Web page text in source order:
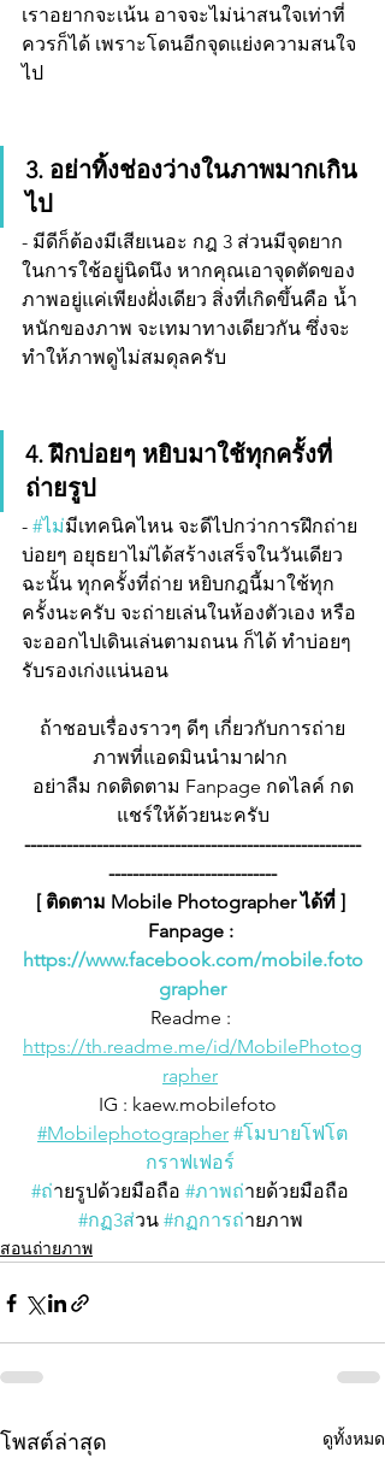
เราอยากจะเน้น อาจจะไม่น่าสนใจเท่าที่
ควรก็ได้ เพราะโดนอีกจุดแย่งความสนใจ
ไป
3. อย่าทิ้งช่องว่างในภาพมากเกิน
ไป
- มีดีก็ต้องมีเสียเนอะ กฎ 3 ส่วนมีจุดยาก
ในการใช้อยู่นิดนึง หากคุณเอาจุดตัดของ
ภาพอยู่แค่เพียงฝั่งเดียว สิ่งที่เกิดขึ้นคือ น้ำ
หนักของภาพ จะเทมาทางเดียวกัน ซึ่งจะ
ทำให้ภาพดูไม่สมดุลครับ
4. ฝึกบ่อยๆ หยิบมาใช้ทุกครั้งที่
ถ่ายรูป
- #ไม่มีเทคนิคไหน จะดีไปกว่าการฝึกถ่าย
บ่อยๆ อยุธยาไม่ได้สร้างเสร็จในวันเดียว
ฉะนั้น ทุกครั้งที่ถ่าย หยิบกฎนี้มาใช้ทุก
ครั้งนะครับ จะถ่ายเล่นในห้องตัวเอง หรือ
จะออกไปเดินเล่นตามถนน ก็ได้ ทำบ่อยๆ
รับรองเก่งแน่นอน
ถ้าชอบเรื่องราวๆ ดีๆ เกี่ยวกับการถ่าย
ภาพที่แอดมินนำมาฝาก
อย่าลืม กดติดตาม Fanpage กดไลค์ กด
แชร์ให้ด้วยนะครับ
--------------------------------------------------------
----------------------------
[ ติดตาม Mobile Photographer ได้ที่ ]
Fanpage :
https://www.facebook.com/mobile.foto
grapher
Readme :
https://th.readme.me/id/MobilePhotog
rapher
IG : kaew.mobilefoto
#Mobilephotographer #โมบายโฟโต
กราฟเฟอร
#ถ่ายรูปด้วยมือถือ #ภาพถ่ายด้วยมือถือ
#กฏ3ส่วน #กฏการถ่ายภาพ
สอนถ่ายภาพ
โพสต์ล่าสุด ดูทั้งหมด